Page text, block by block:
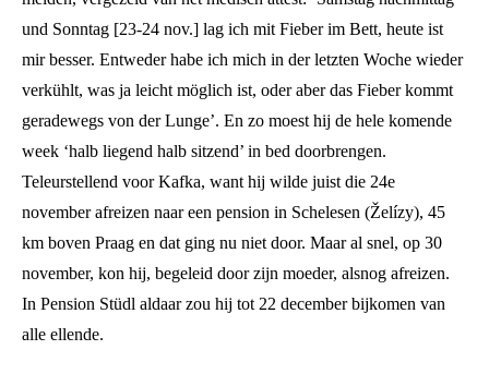
und Sonntag [23-24 nov.] lag ich mit Fieber im Bett, heute ist
mir besser. Entweder habe ich mich in der letzten Woche wieder
verkühlt, was ja leicht möglich ist, oder aber das Fieber kommt
geradewegs von der Lunge’. En zo moest hij de hele komende
week ‘halb liegend halb sitzend’ in bed doorbrengen.
Teleurstellend voor Kafka, want hij wilde juist die 24e
november afreizen naar een pension in Schelesen (Želízy), 45
km boven Praag en dat ging nu niet door. Maar al snel, op 30
november, kon hij, begeleid door zijn moeder, alsnog afreizen.
In Pension Stüdl aldaar zou hij tot 22 december bijkomen van
alle ellende.